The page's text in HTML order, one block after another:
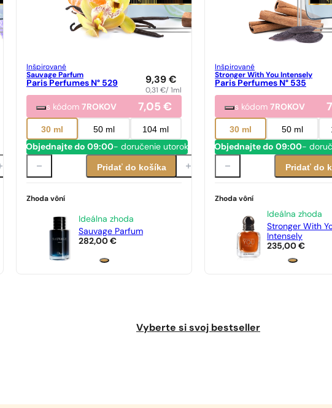
Inšpirované
Sauvage Parfum
Paris Perfumes N° 529 9,39 €
0,31 €/ 1ml
s kódom 7ROKOV 7,05 €
30 ml 50 ml 104 ml
Objednajte do 09:00- doručenie utorok
Pridať do košíka
Zhoda vôní
Ideálna zhoda
Sauvage Parfum
282,00 €
Inšpirované
Stronger With You Intensely
Paris Perfumes N° 535
s kódom 7ROKOV
30 ml 50 ml
Objednajte do 09:00-
Pridať do
Zhoda vôní
Ideálna zhoda
Stronger With
Intensely
235,00 €
Vyberte si svoj bestseller